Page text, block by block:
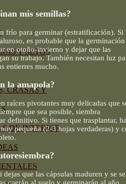
Y SETOS
CRASAS Y
DE INTERIOR
mis semillas?
frío para germinar (estratificación). Si
es probable que la germinación
en otoño-invierno y dejar que las
su trabajo. También necesitan luz
entierres mucho.
la amapola?
raíces pivotantes muy delicadas que
que sea posible, siembra
definitivo. Si tienes que trasplantar,
pequeña (2-3 hojas verdaderas) y
dejas que las cápsulas maduren y se